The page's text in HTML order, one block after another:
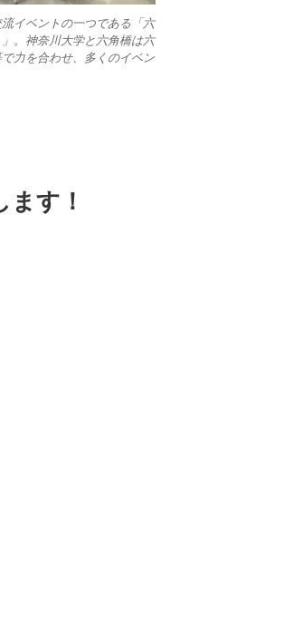
イベントの一つである「六
。神奈川大学と六角橋は六
力を合わせ、多くのイベン
ます！